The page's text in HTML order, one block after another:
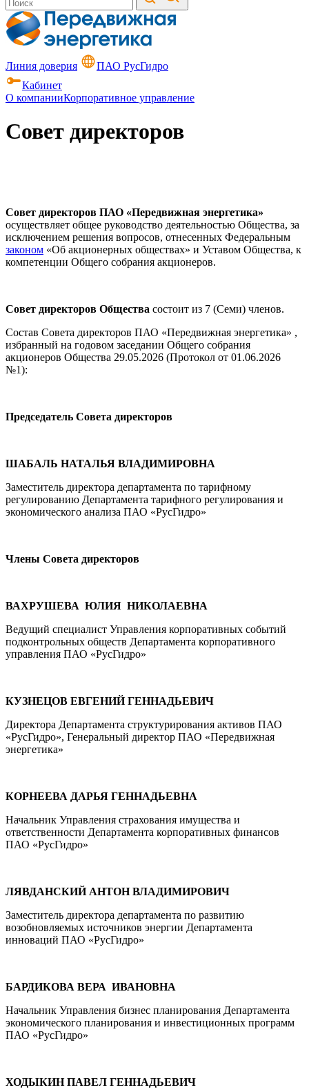
Линия доверия
ПАО РусГидро
Кабинет
О компанииКорпоративное управление
Совет директоров
Совет директоров ПАО «Передвижная энергетика»
осуществляет общее руководство деятельностью Общества, за
исключением решения вопросов, отнесенных Федеральным
законом «Об акционерных обществах» и Уставом Общества, к
компетенции Общего собрания акционеров.
Совет директоров Общества состоит из 7 (Семи) членов.
Состав Совета директоров ПАО «Передвижная энергетика» ,
избранный на годовом заседании Общего собрания
акционеров Общества 29.05.2026 (Протокол от 01.06.2026
№1):
Председатель Совета директоров
ШАБАЛЬ НАТАЛЬЯ ВЛАДИМИРОВНА
Заместитель директора департамента по тарифному
регулированию Департамента тарифного регулирования и
экономического анализа ПАО «РусГидро»
Члены Совета директоров
ВАХРУШЕВА ЮЛИЯ НИКОЛАЕВНА
Ведущий специалист Управления корпоративных событий
подконтрольных обществ Департамента корпоративного
управления ПАО «РусГидро»
КУЗНЕЦОВ ЕВГЕНИЙ ГЕННАДЬЕВИЧ
Директора Департамента структурирования активов ПАО
«РусГидро», Генеральный директор ПАО «Передвижная
энергетика»
КОРНЕЕВА ДАРЬЯ ГЕННАДЬЕВНА
Начальник Управления страхования имущества и
ответственности Департамента корпоративных финансов
ПАО «РусГидро»
ЛЯВДАНСКИЙ АНТОН ВЛАДИМИРОВИЧ
Заместитель директора департамента по развитию
возобновляемых источников энергии Департамента
инноваций ПАО «РусГидро»
БАРДИКОВА ВЕРА ИВАНОВНА
Начальник Управления бизнес планирования Департамента
экономического планирования и инвестиционных программ
ПАО «РусГидро»
ХОДЫКИН ПАВЕЛ ГЕННАДЬЕВИЧ